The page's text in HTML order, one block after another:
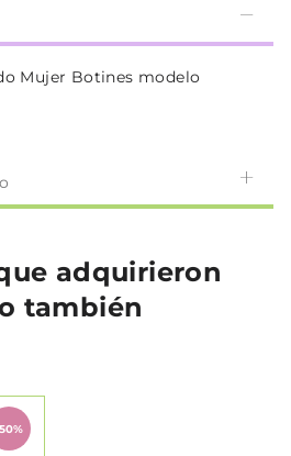
Mujer Botines modelo
adquirieron
también